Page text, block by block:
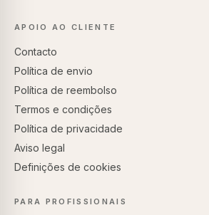
APOIO AO CLIENTE
Contacto
Política de envio
Política de reembolso
Termos e condições
Política de privacidade
Aviso legal
Definições de cookies
PARA PROFISSIONAIS